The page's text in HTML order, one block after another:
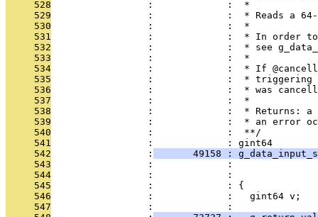
     528
                 :             :  *
     529
:             :  * Reads a
     530
                 :             :  *
     531
:             :  * In order
     532
:             :  * see
     533
                 :             :  *
     534
:             :  * If
     535
:             :  *
     536
:             :  * was
     537
                 :             :  *
     538
:             :  * Returns:
     539
:             :  * an error
     540
                 :             :  **/
     541
                 :             : gint64
     542
                 :
49158 :
     543
:             :
     544
:             :
     545
                 :             : {
     546
                 :             :   gint64 v;
     547
                 :             :